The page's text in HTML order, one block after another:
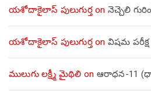
యశోదాకైలాస్ పులుగుర్తon నెచ్చెలి
యశోదాకైలాస్ పులుగుర్తon విషమ పరీక్ష
ములుగు లక్ష్మీ మైథిలి on ఆరాధన-11